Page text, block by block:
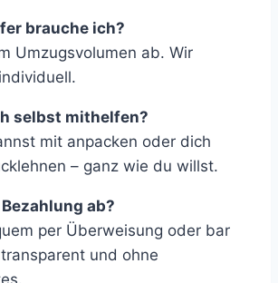
brauche ich?
Umzugsvolumen ab. Wir
selbst mithelfen?
mit anpacken oder dich
– ganz wie du willst.
ab?
per Überweisung oder bar
und ohne